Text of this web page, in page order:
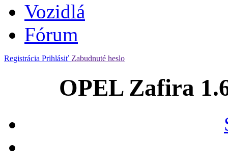
Vozidlá
Fórum
Registrácia Prihlásiť Zabudnuté heslo
OPEL Zafira